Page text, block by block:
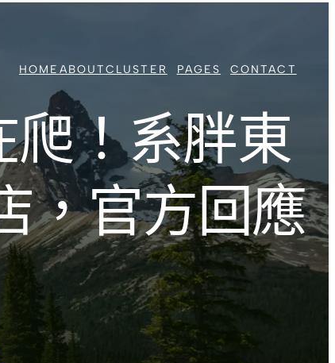
HOME ABOUTCLUSTER PAGES CONTACT
！系胖東
，官方回應